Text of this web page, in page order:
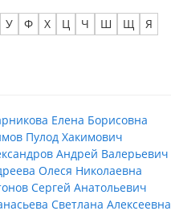
У Ф Х Ц Ч Ш Щ Я
Елена Борисовна
Пулод Хакимович
Андрей Валерьевич
Олеся Николаевна
Сергей Анатольевич
Светлана Алексеевна